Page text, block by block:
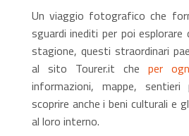
Un viaggio fotografico che
sguardi inediti per poi esplorare
stagione, questi straordinari
al sito Tourer.it che per
informazioni, mappe,
scoprire anche i beni culturali e
al loro interno.